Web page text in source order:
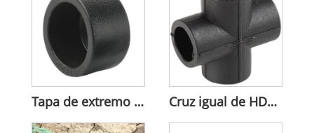
Tapa de extremo de HDPE Cruz igual de HDPE resistente a la compresión industrial